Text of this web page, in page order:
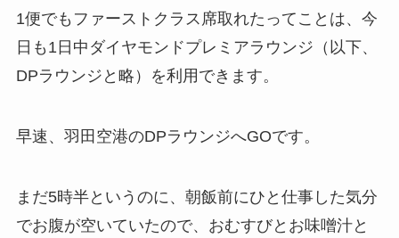
1便でもファーストクラス席取れたってことは、今
日も1日中ダイヤモンドプレミアラウンジ（以下、
DPラウンジと略）を利用できます。
早速、羽田空港のDPラウンジへGOです。
まだ5時半というのに、朝飯前にひと仕事した気分
でお腹が空いていたので、おむすびとお味噌汁と